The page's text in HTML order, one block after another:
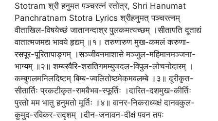
Stotram श्री हनुमत पञ्चरत्नं स्तोत्र, Shri Hanumat
Panchratnam Stotra Lyrics श्रीहनुमत् पञ्चरत्नम्
वीताखिल-विषयेच्छं जातानन्दाश्र पुलकमत्यच्छम् ।सीतापति दूताद्यं
वातात्मजमद्य भावये हृद्यम् ॥१॥ तरुणारुण मुख-कमलं करुणा-
रसपूर-पूरितापाङ्गम् ।सञ्जीवनमाशासे मञ्जुल-महिमानमञ्जना-
भाग्यम् ॥२॥ शम्बरवैरि-शरातिगमम्बुजदल-विपुल-लोचनोदारम् ।
कम्बुगलमनिलदिष्टम् बिम्ब-ज्वलितोष्ठमेकमवलम्बे ॥३॥ दूरीकृत-
सीतार्तिः प्रकटीकृत-रामवैभव-स्फूर्तिः ।दारित-दशमुख-कीर्तिः
पुरतो मम भातु हनुमतो मूर्तिः ॥४॥ वानर-निकराध्यक्षं दानवकुल-
कुमुद-रविकर-सदृशम् ।दीन-जनावन-दीक्षं पवन तपः